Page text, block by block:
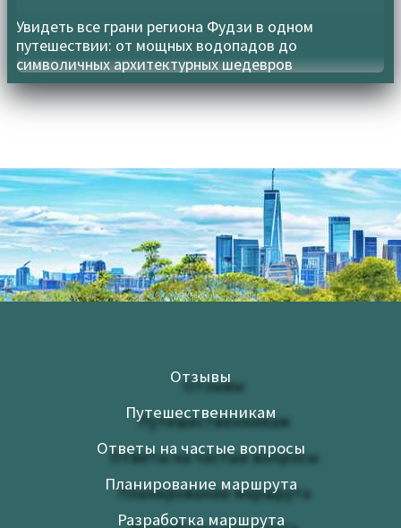
Увидеть все грани региона Фудзи в одном
путешествии: от мощных водопадов до
символичных архитектурных шедевров
Отзывы
Путешественникам
Ответы на частые вопросы
Планирование маршрута
Разработка маршрута